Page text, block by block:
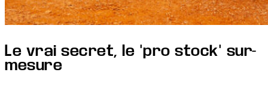
Le vrai secret, le "pro stock" sur-
mesure